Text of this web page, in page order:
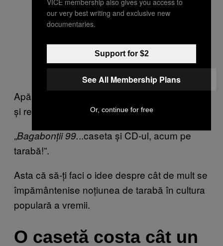
Apăruse albumul
și reclama pe Atomic suna ceva de genul:
„Bagabonții 99...caseta și CD-ul, acum pe
tarabă!”.
Asta că să-ți faci o idee despre cât de mult se
împământenise noțiunea de tarabă în cultura
populară a vremii.
O casetă costa cât un
our very best writing and exclusive new
documentaries.
Support for $2
See All Membership Plans
Or, continue for free